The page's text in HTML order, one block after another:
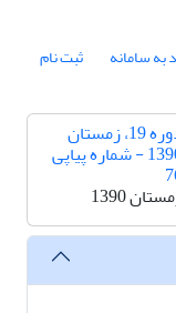
به سامانه ثبت نام
دوره 19، زمستان
1390 - شماره پیاپی
1390